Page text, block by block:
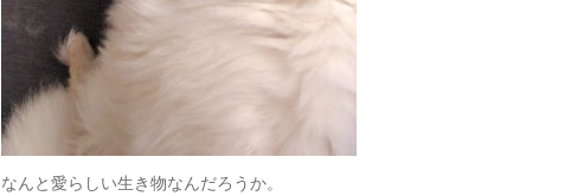
なんと愛らしい生き物なんだろうか。